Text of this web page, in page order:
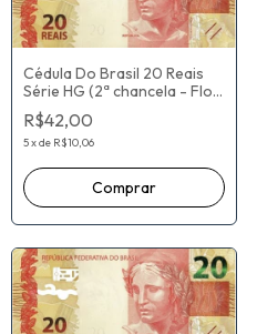
Cédula Do Brasil 20 Reais
Série HG (2ª chancela - Flor
De Estampa) Paulo Roberto
Nunes Guedes / Roberto
Campos Neto
R$42,00
5xde R$10,06